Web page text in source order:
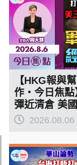
【HKG報與
作‧今日焦點
彈近清倉 美
二？軍事崩
2026.08.06